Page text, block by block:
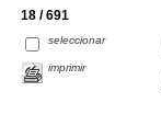
18 / 691
seleccionar
imprimir